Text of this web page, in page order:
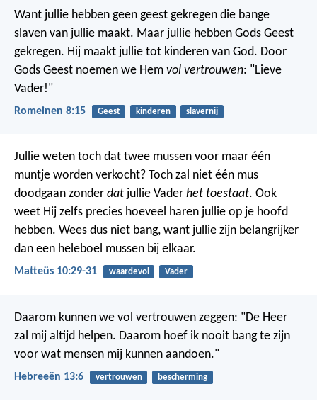
Want jullie hebben geen geest gekregen die bange
slaven van jullie maakt. Maar jullie hebben Gods Geest
gekregen. Hij maakt jullie tot kinderen van God. Door
Gods Geest noemen we Hem vol vertrouwen: "Lieve
Vader!"
Romeinen 8:15 Geest kinderen slavernij
Jullie weten toch dat twee mussen voor maar één
muntje worden verkocht? Toch zal niet één mus
doodgaan zonder dat jullie Vader het toestaat. Ook
weet Hij zelfs precies hoeveel haren jullie op je hoofd
hebben. Wees dus niet bang, want jullie zijn belangrijker
dan een heleboel mussen bij elkaar.
Matteüs 10:29-31 waardevol Vader
Daarom kunnen we vol vertrouwen zeggen: "De Heer
zal mij altijd helpen. Daarom hoef ik nooit bang te zijn
voor wat mensen mij kunnen aandoen."
Hebreeën 13:6 vertrouwen bescherming